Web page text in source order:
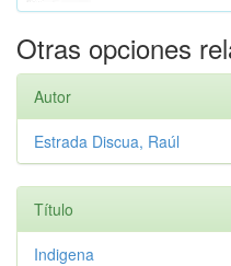
Otras opciones
Autor
Estrada Discua, Raúl
Título
Indigena